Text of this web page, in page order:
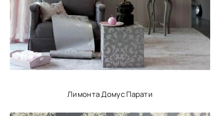
Лимонта Домус Парати